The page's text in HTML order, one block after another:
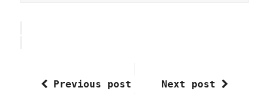
Previous post Next post